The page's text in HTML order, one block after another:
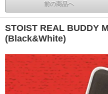
前の商品へ
STOIST REAL BUDDY
(Black&White)